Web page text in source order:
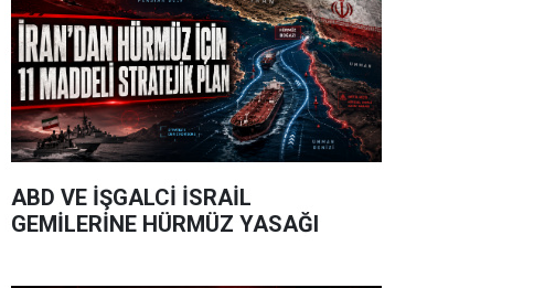
ABD VE İŞGALCİ İSRAİL
GEMİLERİNE HÜRMÜZ YASAĞI